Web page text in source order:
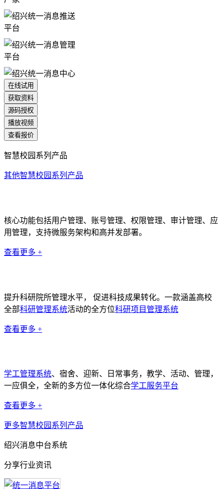
在线试用
获取资料
源码授权
播放视频
查看报价
智慧校园系列产品
其他智慧校园系列产品
核心功能包括用户管理、账号管理、权限管理、审计管理、应
用管理，支持微服务架构和高并发部署。
查看更多 +
提升科研院所管理水平， 促进科技成果转化。一款涵盖高校
全部科研管理系统活动的全方位科研项目管理系统
查看更多 +
学工管理系统、宿舍、迎新、日常事务，教学、活动、管理，
一应俱全，全新的多方位一体化综合学工服务平台
查看更多 +
更多智慧校园系列产品
绍兴消息中台系统
分享行业资讯